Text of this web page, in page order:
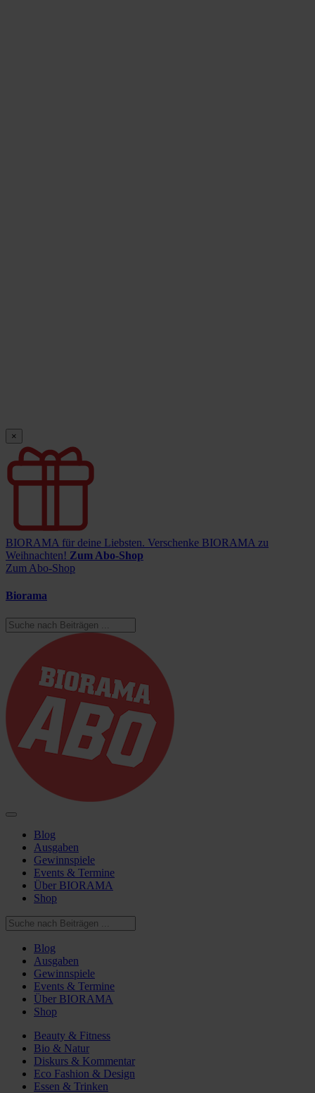
×
BIORAMA für deine Liebsten. Verschenke BIORAMA zu
Weihnachten! Zum Abo-Shop
Zum Abo-Shop
Biorama
Blog
Ausgaben
Gewinnspiele
Events & Termine
Über BIORAMA
Shop
Blog
Ausgaben
Gewinnspiele
Events & Termine
Über BIORAMA
Shop
Beauty & Fitness
Bio & Natur
Diskurs & Kommentar
Eco Fashion & Design
Essen & Trinken